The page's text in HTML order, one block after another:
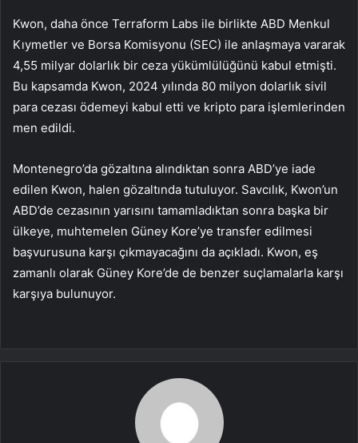
Kwon, daha önce Terraform Labs ile birlikte ABD Menkul
Kıymetler ve Borsa Komisyonu (SEC) ile anlaşmaya vararak
4,55 milyar dolarlık bir ceza yükümlülüğünü kabul etmişti.
Bu kapsamda Kwon, 2024 yılında 80 milyon dolarlık sivil
para cezası ödemeyi kabul etti ve kripto para işlemlerinden
men edildi.
Montenegro’da gözaltına alındıktan sonra ABD’ye iade
edilen Kwon, halen gözaltında tutuluyor. Savcılık, Kwon’un
ABD’de cezasının yarısını tamamladıktan sonra başka bir
ülkeye, muhtemelen Güney Kore’ye transfer edilmesi
başvurusuna karşı çıkmayacağını da açıkladı. Kwon, eş
zamanlı olarak Güney Kore’de de benzer suçlamalarla karşı
karşıya bulunuyor.